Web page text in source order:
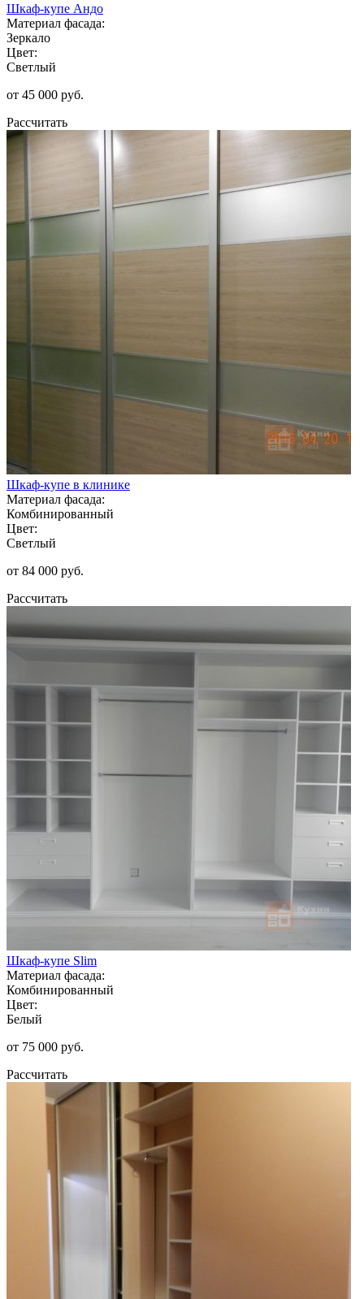
Шкаф-купе Андо
Материал фасада:
Зеркало
Цвет:
Светлый
от 45 000 руб.
Рассчитать
Шкаф-купе в клинике
Материал фасада:
Комбинированный
Цвет:
Светлый
от 84 000 руб.
Рассчитать
Шкаф-купе Slim
Материал фасада:
Комбинированный
Цвет:
Белый
от 75 000 руб.
Рассчитать